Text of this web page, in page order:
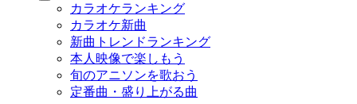
カラオケランキング
カラオケ新曲
新曲トレンドランキング
本人映像で楽しもう
旬のアニソンを歌おう
定番曲・盛り上がる曲